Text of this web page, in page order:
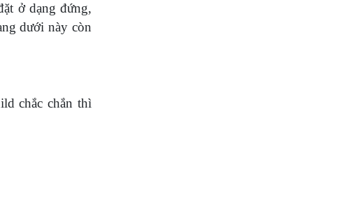
ở dạng đứng,
dưới này còn
chắc chắn thì